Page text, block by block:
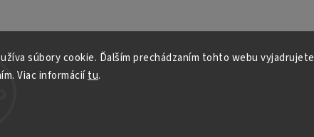
súbory cookie. Ďalším prechádzaním tohto webu
Viac informáciítu.